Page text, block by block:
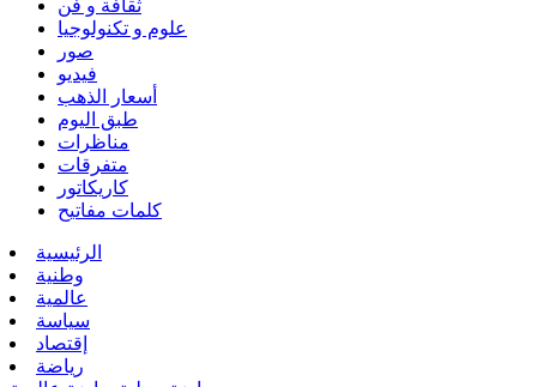
ثقافة و فن
علوم و تكنولوجيا
صور
فيديو
أسعار الذهب
طبق اليوم
مناظرات
متفرقات
كاريكاتور
كلمات مفاتيح
الرئيسية
وطنية
عالمية
سياسة
إقتصاد
رياضة